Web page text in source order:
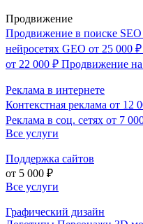
Продвижение
Продвижение в поиске SEO
нейросетях GEO от 25 000 ₽
от 22 000 ₽ Продвижение на
Реклама в интернете
Контекстная реклама от 12
Реклама в соц. сетях от 7
Все услуги
Поддержка сайтов
от 5 000 ₽
Все услуги
Графический дизайн